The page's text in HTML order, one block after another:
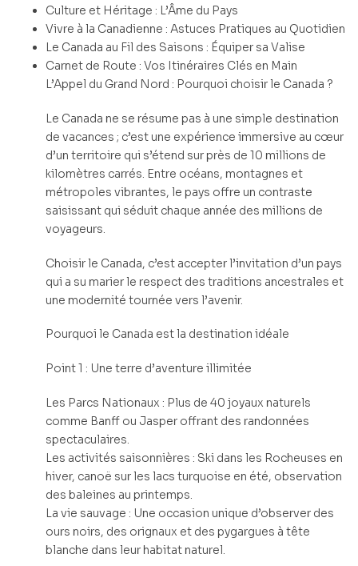
Culture et Héritage : L’Âme du Pays
Vivre à la Canadienne : Astuces Pratiques au Quotidien
Le Canada au Fil des Saisons : Équiper sa Valise
Carnet de Route : Vos Itinéraires Clés en Main
L’Appel du Grand Nord : Pourquoi choisir le Canada ?
Le Canada ne se résume pas à une simple destination
de vacances ; c’est une expérience immersive au cœur
d’un territoire qui s’étend sur près de 10 millions de
kilomètres carrés. Entre océans, montagnes et
métropoles vibrantes, le pays offre un contraste
saisissant qui séduit chaque année des millions de
voyageurs.
Choisir le Canada, c’est accepter l’invitation d’un pays
qui a su marier le respect des traditions ancestrales et
une modernité tournée vers l’avenir.
Pourquoi le Canada est la destination idéale
Point 1 : Une terre d’aventure illimitée
Les Parcs Nationaux : Plus de 40 joyaux naturels
comme Banff ou Jasper offrant des randonnées
spectaculaires.
Les activités saisonnières : Ski dans les Rocheuses en
hiver, canoë sur les lacs turquoise en été, observation
des baleines au printemps.
La vie sauvage : Une occasion unique d’observer des
ours noirs, des orignaux et des pygargues à tête
blanche dans leur habitat naturel.